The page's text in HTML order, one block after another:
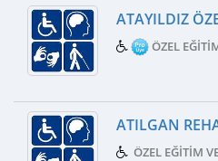
ATAYILDIZ
ÖZEL
ATILGAN
ÖZEL EĞITIM